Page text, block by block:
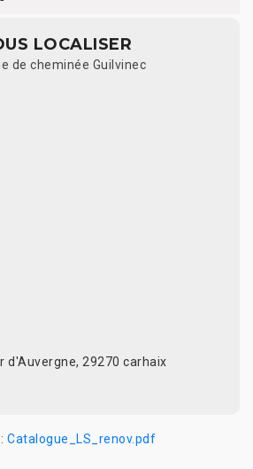
LOCALISER
de cheminée Guilvinec
d'Auvergne, 29270 carhaix
Catalogue_LS_renov.pdf